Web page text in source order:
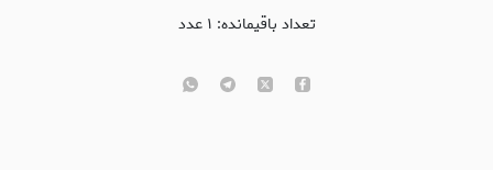
تعداد باقیمانده: ۱ عدد